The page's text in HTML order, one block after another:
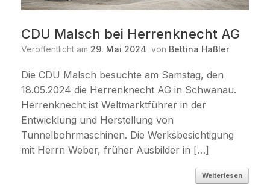
CDU Malsch bei Herrenknecht AG
Veröffentlicht am 29. Mai 2024 von Bettina Haßler
Die CDU Malsch besuchte am Samstag, den
18.05.2024 die Herrenknecht AG in Schwanau.
Herrenknecht ist Weltmarktführer in der
Entwicklung und Herstellung von
Tunnelbohrmaschinen. Die Werksbesichtigung
mit Herrn Weber, früher Ausbilder in […]
Weiterlesen